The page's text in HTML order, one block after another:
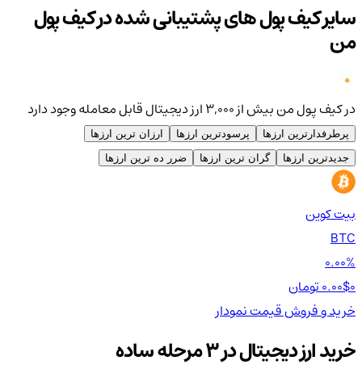
سایر کیف پول های پشتیبانی شده در کیف پول
من
در کیف پول من بیش از ۳,۰۰۰ ارز دیجیتال قابل معامله وجود دارد
پرطرفدارترین ارزها پرسودترین ارزها
ارزان ترین ارزها
جدیدترین ارزها
گران ترین ارزها ضرر ده ترین ارزها
بیت کوین
BTC
0.00%
0.00$
خرید و فروشقیمتنمودار
خرید ارز دیجیتال در 3 مرحله ساده